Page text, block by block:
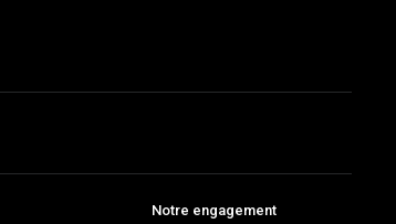
Notre engagement